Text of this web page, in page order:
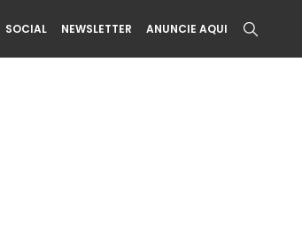
SOCIAL NEWSLETTER ANUNCIE AQUI